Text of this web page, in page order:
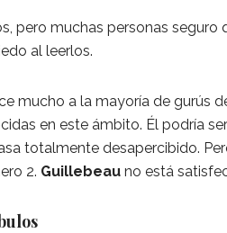
pero muchas personas seguro
al leerlos.
mucho a la mayoría de gurús
en este ámbito. Él podría
totalmente desapercibido.
2. Guillebeau no está